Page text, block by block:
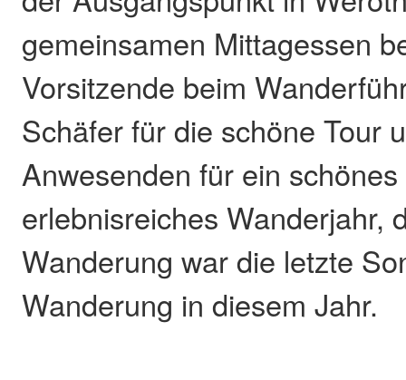
gemeinsamen Mittagessen
Vorsitzende beim
Schäfer für die schöne Tour
Anwesenden für ein
erlebnisreiches Wanderjahr,
Wanderung war die letzte
Wanderung in diesem Jahr.